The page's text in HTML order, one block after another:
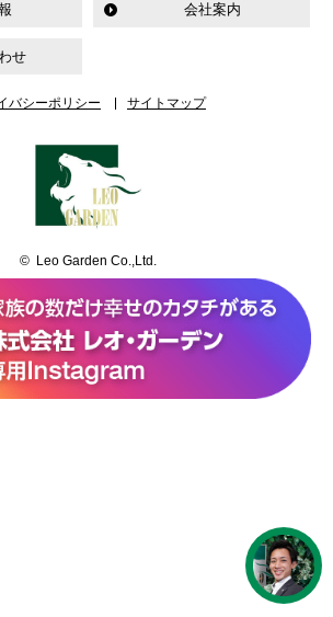
会社案内
せ
バシーポリシー サイトマップ
© Leo Garden Co.,Ltd.